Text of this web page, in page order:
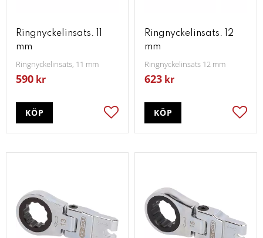
Ringnyckelinsats. 11
mm
Ringnyckelinsats, 11 mm
590 kr
Lägg till i favoriter
KÖP
Ringnyckelinsats. 12
mm
Ringnyckelinsats 12 mm
623 kr
KÖP